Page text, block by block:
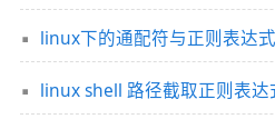
linux下的通配符与正则表达式
linux shell 路径截取正则表达